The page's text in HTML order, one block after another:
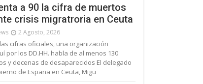
a 90 la cifra de muertos
crisis migratroria en Ceuta
2 Agosto, 2026
cifras oficiales, una organización
por los DD.HH. habla de al menos 130
y decenas de desaparecidos El delegado
de España en Ceuta, Migu